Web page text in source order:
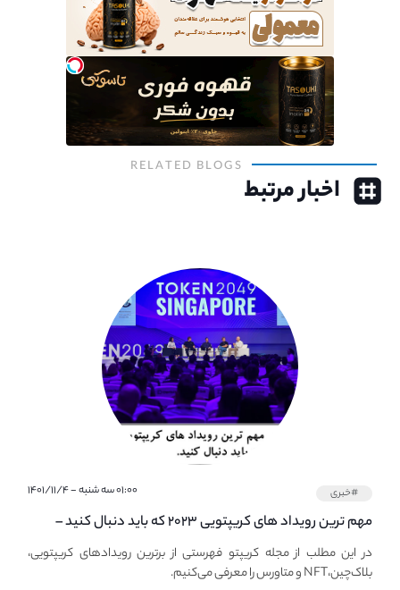
RELATED BLOGS
اخبار مرتبط
#خبری ۰۱:۰۰ سه شنبه - ۱۴۰۱/۱۱/۴
مهم ترین رویداد های کریپتویی ۲۰۲۳ که باید دنبال کنید –
معرفی بهترین رویداد های جهانی
در این مطلب از مجله کریپتو فهرستی از برترین رویدادهای کریپتویی،
بلاک‌چین،NFT و متاورس را معرفی می‌کنیم.